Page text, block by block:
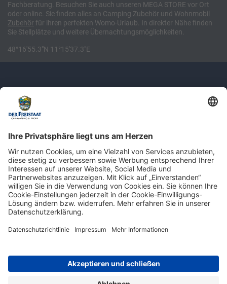
Fachberatung. Besuchen Sie auch unseren MEGA STORE vor Ort
oder online. Sie finden alles an Camping Zubehör und Wohnmobil
Zubehör für ihren perfekten Womo-Urlaub. In direkter Nähe finden
Sie Stellplätze und weitere Übernachtungsmöglichkeiten.
48°16'55.3"N 11°15'37.3"E
Newsletter: Jetzt auf
shop.derfreistaat.de anmelden und
einen 5€ Gutschein für unseren Online-
Shop erhalten!*
Impressum Datenschutz Barrierefreiheit